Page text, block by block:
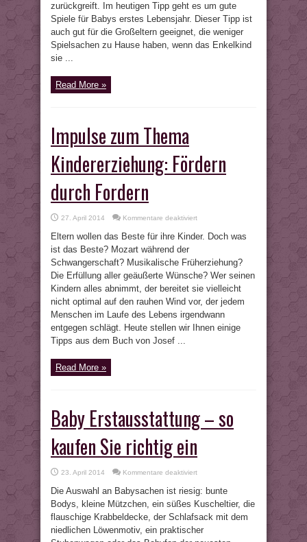
zurückgreift. Im heutigen Tipp geht es um gute
Spiele für Babys erstes Lebensjahr. Dieser Tipp ist
auch gut für die Großeltern geeignet, die weniger
Spielsachen zu Hause haben, wenn das Enkelkind
sie ...
Read More »
Impulse zum Thema
Kindererziehung: Fördern
durch Fordern
27. April 2014 Kommentare deaktiviertfür
zum
Thema
durch
Eltern wollen das Beste für ihre Kinder. Doch was
ist das Beste? Mozart während der
Schwangerschaft? Musikalische Früherziehung?
Die Erfüllung aller geäußerte Wünsche? Wer seinen
Kindern alles abnimmt, der bereitet sie vielleicht
nicht optimal auf den rauhen Wind vor, der jedem
Menschen im Laufe des Lebens irgendwann
entgegen schlägt. Heute stellen wir Ihnen einige
Tipps aus dem Buch von Josef ...
Read More »
Baby Erstausstattung – so
kaufen Sie richtig ein
23. April 2014 Kommentare deaktiviertfür
Erstausstattung
–
so
kaufen
Sie
ein
Die Auswahl an Babysachen ist riesig: bunte
Bodys, kleine Mützchen, ein süßes Kuscheltier, die
flauschige Krabbeldecke, der Schlafsack mit dem
niedlichen Löwenmotiv, ein praktischer